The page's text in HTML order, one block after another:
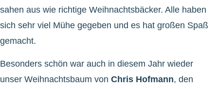
sahen aus wie richtige Weihnachtsbäcker. Alle haben
sich sehr viel Mühe gegeben und es hat großen Spaß
gemacht.
Besonders schön war auch in diesem Jahr wieder
unser Weihnachtsbaum von Chris Hofmann, den